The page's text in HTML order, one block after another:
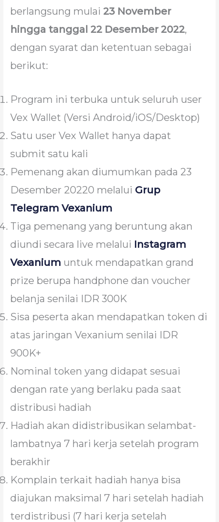
berlangsung mulai23 November
hingga tanggal 22 Desember 2022,
dengan syarat dan ketentuan sebagai
berikut:
Program ini terbuka untuk seluruh user
Vex Wallet (Versi Android/iOS/Desktop)
Satu user Vex Wallet hanya dapat
submit satu kali
Pemenang akan diumumkan pada 23
Desember 20220 melalui Grup
Telegram Vexanium
Tiga pemenang yang beruntung akan
diundi secara live melalui Instagram
Vexanium untuk mendapatkan grand
prize berupa handphone dan voucher
belanja senilai IDR 300K
Sisa peserta akan mendapatkan token di
atas jaringan Vexanium senilai IDR
900K+
Nominal token yang didapat sesuai
dengan rate yang berlaku pada saat
distribusi hadiah
Hadiah akan didistribusikan selambat-
lambatnya 7 hari kerja setelah program
berakhir
Komplain terkait hadiah hanya bisa
diajukan maksimal 7 hari setelah hadiah
terdistribusi (7 hari kerja setelah